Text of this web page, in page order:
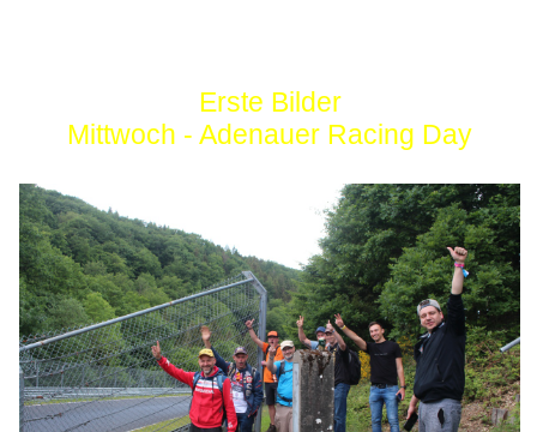
Erste Bilder
Mittwoch - Adenauer Racing Day